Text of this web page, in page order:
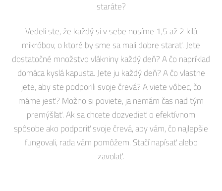
staráte?
Vedeli ste, že každý si v sebe nosíme 1,5 až 2 kilá
mikróbov, o ktoré by sme sa mali dobre starať. Jete
dostatočné množstvo vlákniny každý deň? A čo napríklad
domáca kyslá kapusta. Jete ju každý deň? A čo vlastne
jete, aby ste podporili svoje črevá? A viete vôbec, čo
máme jesť? Možno si poviete, ja nemám čas nad tým
premýšľať. Ak sa chcete dozvedieť o efektívnom
spôsobe ako podporiť svoje črevá, aby vám, čo najlepšie
fungovali, rada vám pomôžem. Stačí napísať alebo
zavolať.